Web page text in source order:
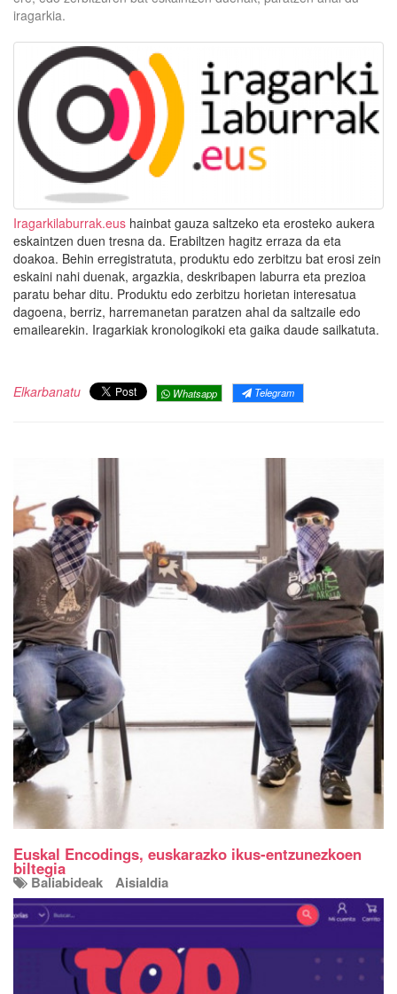
iragarkia.
Iragarkilaburrak.eus hainbat gauza saltzeko eta erosteko aukera
eskaintzen duen tresna da. Erabiltzen hagitz erraza da eta
doakoa. Behin erregistratuta, produktu edo zerbitzu bat erosi zein
eskaini nahi duenak, argazkia, deskribapen laburra eta prezioa
paratu behar ditu. Produktu edo zerbitzu horietan interesatua
dagoena, berriz, harremanetan paratzen ahal da saltzaile edo
emailearekin. Iragarkiak kronologikoki eta gaika daude sailkatuta.
Elkarbanatu Whatsapp Telegram
Euskal Encodings, euskarazko ikus-entzunezkoen
biltegia
Baliabideak Aisialdia